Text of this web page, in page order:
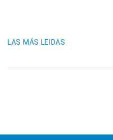
LAS MÁS LEIDAS